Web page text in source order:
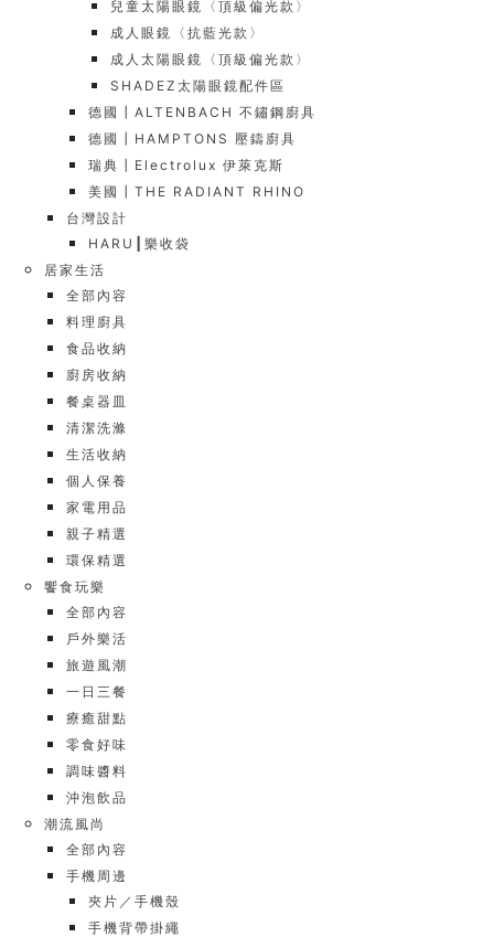
兒童太陽眼鏡〈頂級偏光款〉
成人眼鏡〈抗藍光款〉
成人太陽眼鏡〈頂級偏光款〉
SHADEZ太陽眼鏡配件區
德國┃ALTENBACH 不鏽鋼廚具
德國┃HAMPTONS 壓鑄廚具
瑞典┃Electrolux 伊萊克斯
美國┃THE RADIANT RHINO
台灣設計
HARU┃樂收袋
居家生活
全部內容
料理廚具
食品收納
廚房收納
餐桌器皿
清潔洗滌
生活收納
個人保養
家電用品
親子精選
環保精選
饗食玩樂
全部內容
戶外樂活
旅遊風潮
一日三餐
療癒甜點
零食好味
調味醬料
沖泡飲品
潮流風尚
全部內容
手機周邊
夾片／手機殼
手機背帶掛繩